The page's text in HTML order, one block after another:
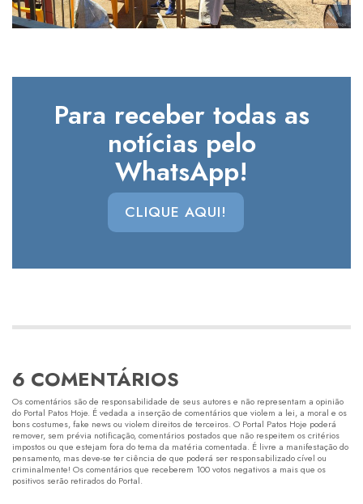
Para receber todas as
notícias pelo
WhatsApp!
CLIQUE AQUI!
6 COMENTÁRIOS
Os comentários são de responsabilidade de seus autores e não representam a opinião
do Portal Patos Hoje. É vedada a inserção de comentários que violem a lei, a moral e os
bons costumes, fake news ou violem direitos de terceiros. O Portal Patos Hoje poderá
remover, sem prévia notificação, comentários postados que não respeitem os critérios
impostos ou que estejam fora do tema da matéria comentada. É livre a manifestação do
pensamento, mas deve-se ter ciência de que poderá ser responsabilizado cível ou
criminalmente! Os comentários que receberem 100 votos negativos a mais que os
positivos serão retirados do Portal.